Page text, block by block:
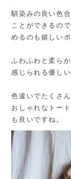
馴染みの良い色
ことができるの
めるのも嬉しい
ふわふわと柔ら
感じられる優し
色違いでたくさ
おしゃれなトー
も良いですね。